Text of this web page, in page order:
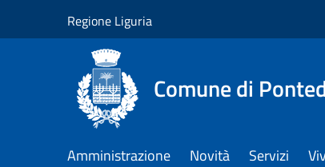
Regione Liguria
Comune di
Amministrazione Novità Servizi